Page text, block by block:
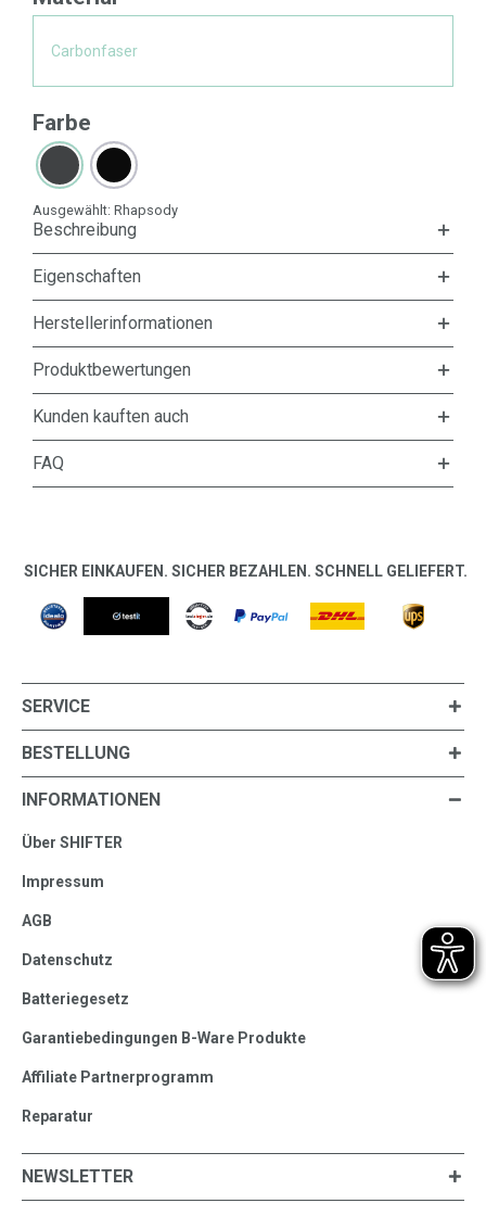
Carbonfaser
Farbe
Ausgewählt: Rhapsody
Beschreibung
Eigenschaften
Herstellerinformationen
Produktbewertungen
Kunden kauften auch
FAQ
SICHER EINKAUFEN. SICHER BEZAHLEN. SCHNELL GELIEFERT.
SERVICE
BESTELLUNG
INFORMATIONEN
Über SHIFTER
Impressum
AGB
Datenschutz
Batteriegesetz
Garantiebedingungen B-Ware Produkte
Affiliate Partnerprogramm
Reparatur
NEWSLETTER